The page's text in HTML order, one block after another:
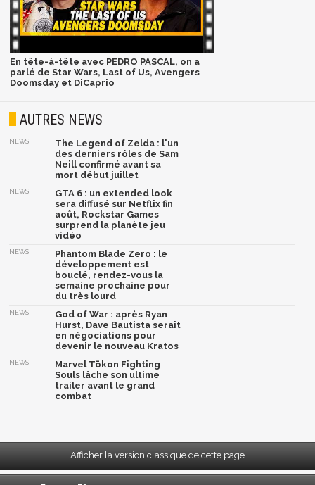
En tête-à-tête avec PEDRO PASCAL, on a
parlé de Star Wars, Last of Us, Avengers
Doomsday et DiCaprio
AUTRES NEWS
NEWS
The Legend of Zelda : l'un
des derniers rôles de Sam
Neill confirmé avant sa
mort début juillet
NEWS
GTA 6 : un extended look
sera diffusé sur Netflix fin
août, Rockstar Games
surprend la planète jeu
vidéo
NEWS
Phantom Blade Zero : le
développement est
bouclé, rendez-vous la
semaine prochaine pour
du très lourd
NEWS
God of War : après Ryan
Hurst, Dave Bautista serait
en négociations pour
devenir le nouveau Kratos
NEWS
Marvel Tōkon Fighting
Souls lâche son ultime
trailer avant le grand
combat
Afficher la version classique de cette page